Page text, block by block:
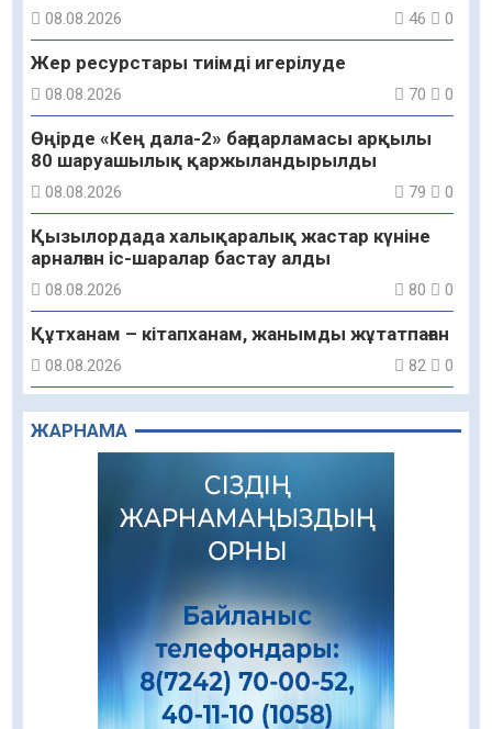
08.08.2026 46 0
Жер ресурстары тиімді игерілуде
08.08.2026 70 0
Өңірде «Кең дала-2» бағдарламасы арқылы
80 шаруашылық қаржыландырылды
08.08.2026 79 0
Қызылордада халықаралық жастар күніне
арналған іс-шаралар бастау алды
08.08.2026 80 0
Құтханам – кітапханам, жанымды жұтатпаған
08.08.2026 82 0
Құрылыс қарқыны – қала дамуының айғағы
08.08.2026
Зәулім ғимараттарда туған жерді түлеткен
азаматтардың қолтаңбасы бар
Еңбегі ерлікпен тең мамандық
Даналықтың шырағданы, ой-сананың
шамшырағы
08.08.2026
ЖАРНАМА